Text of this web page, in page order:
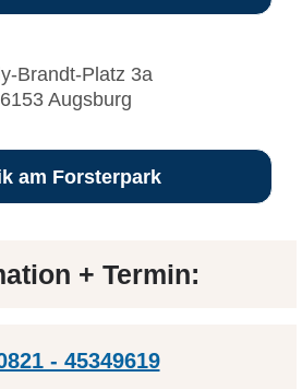
Brandt-Platz 3a
Augsburg
am Forsterpark
+ Termin:
- 45349619